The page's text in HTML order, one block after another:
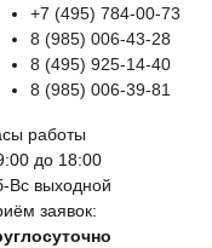
+7 (495) 784-00-73
8 (985) 006-43-28
8 (495) 925-14-40
8 (985) 006-39-81
работы
до 18:00
Вс выходной
заявок: